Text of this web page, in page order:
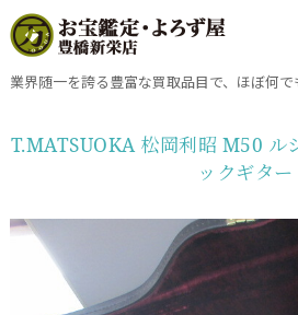
ブラ
業界随一を誇る豊富な買取品目で、ほぼ何で
ホーム
金・プラチナ・銀・ダイヤモ
ブランドバッグ・小物・時計
買取方法
T.MATSUOKA 松岡利昭 M50 ル
ックギター